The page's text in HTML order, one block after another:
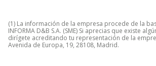
(1) La información de la empresa procede de la
INFORMA D&B S.A. (SME) Si aprecias que existe
dirígete acreditando tu representación de la
Avenida de Europa, 19, 28108, Madrid.